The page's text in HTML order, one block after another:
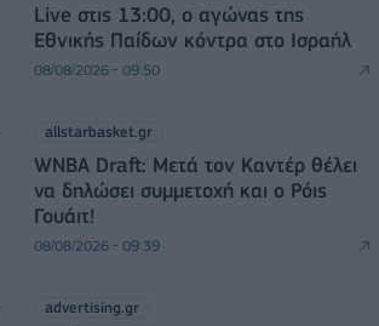
Live στις 13:00, ο αγώνας της
Εθνικής Παίδων κόντρα στο Ισραήλ
08/08/2026 - 09:50
allstarbasket.gr
WNBA Draft: Μετά τον Καντέρ θέλει
να δηλώσει συμμετοχή και ο Ρόις
Γουάιτ!
08/08/2026 - 09:39
advertising.gr